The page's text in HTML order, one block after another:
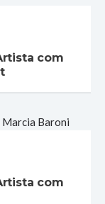
com
com